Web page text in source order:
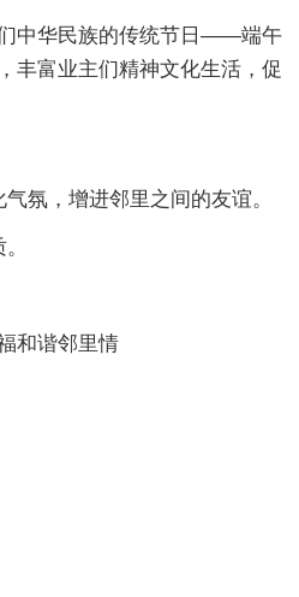
中华民族的传统节日——端午
丰富业主们精神文化生活，促
氛，增进邻里之间的友谊。
和谐邻里情